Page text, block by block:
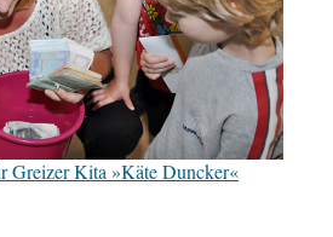
Greizer Kita »Käte Duncker«